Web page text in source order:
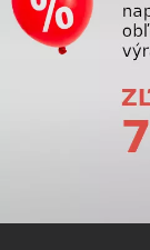
SKI
Poškodil sa
ktoré Vám